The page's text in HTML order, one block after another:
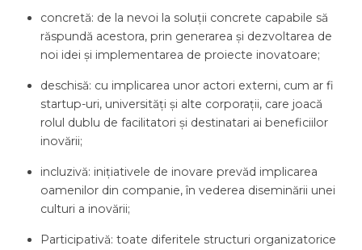
concretă: de la nevoi la soluții concrete capabile să
răspundă acestora, prin generarea și dezvoltarea de
noi idei și implementarea de proiecte inovatoare;
deschisă: cu implicarea unor actori externi, cum ar fi
startup-uri, universități și alte corporații, care joacă
rolul dublu de facilitatori și destinatari ai beneficiilor
inovării;
incluzivă: inițiativele de inovare prevăd implicarea
oamenilor din companie, în vederea diseminării unei
culturi a inovării;
Participativă: toate diferitele structuri organizatorice